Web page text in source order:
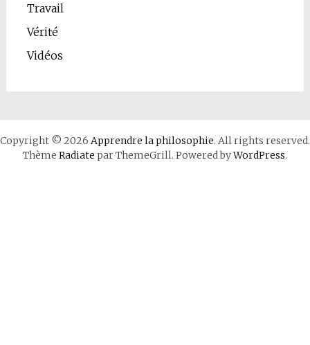
Travail
Vérité
Vidéos
Copyright © 2026 Apprendre la philosophie. All rights reserved.
Thème Radiate par ThemeGrill. Powered byWordPress.